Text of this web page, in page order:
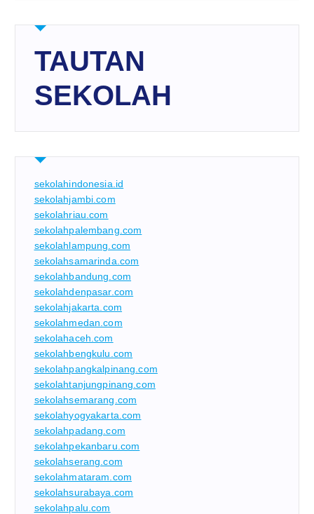
TAUTAN
SEKOLAH
sekolahindonesia.id
sekolahjambi.com
sekolahriau.com
sekolahpalembang.com
sekolahlampung.com
sekolahsamarinda.com
sekolahbandung.com
sekolahdenpasar.com
sekolahjakarta.com
sekolahmedan.com
sekolahaceh.com
sekolahbengkulu.com
sekolahpangkalpinang.com
sekolahtanjungpinang.com
sekolahsemarang.com
sekolahyogyakarta.com
sekolahpadang.com
sekolahpekanbaru.com
sekolahserang.com
sekolahmataram.com
sekolahsurabaya.com
sekolahpalu.com